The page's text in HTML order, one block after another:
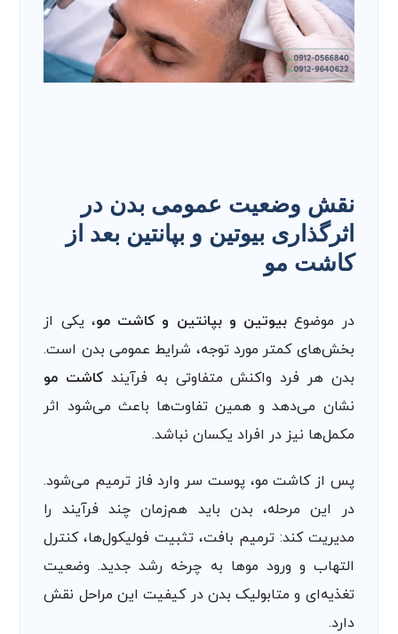
نقش وضعیت عمومی بدن در
اثرگذاری بیوتین و بپانتین بعد از
کاشت مو
در موضوع بیوتین و بپانتین و کاشت مو، یکی از
بخش‌های کمتر مورد توجه، شرایط عمومی بدن است.
بدن هر فرد واکنش متفاوتی به فرآیند کاشت مو
نشان می‌دهد و همین تفاوت‌ها باعث می‌شود اثر
مکمل‌ها نیز در افراد یکسان نباشد.
پس از کاشت مو، پوست سر وارد فاز ترمیم می‌شود.
در این مرحله، بدن باید هم‌زمان چند فرآیند را
مدیریت کند: ترمیم بافت، تثبیت فولیکول‌ها، کنترل
التهاب و ورود موها به چرخه رشد جدید. وضعیت
تغذیه‌ای و متابولیک بدن در کیفیت این مراحل نقش
دارد.